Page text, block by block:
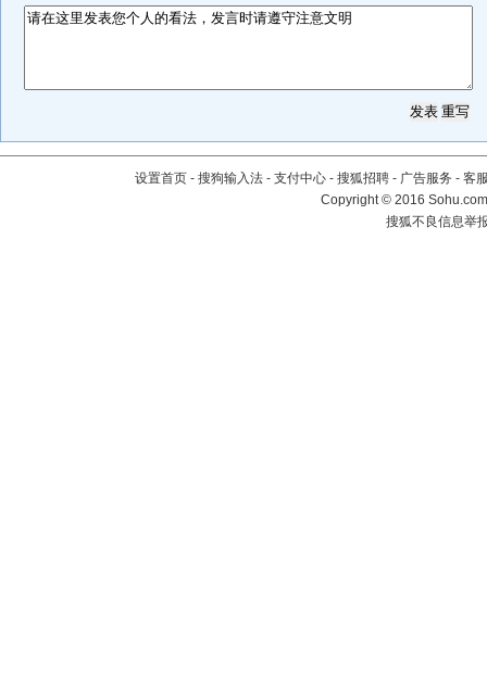
设置首页 - 搜狗输入法 - 支付中心 - 搜狐招聘 - 广告服务 - 客
Copyright©2016
搜狐不良信息举